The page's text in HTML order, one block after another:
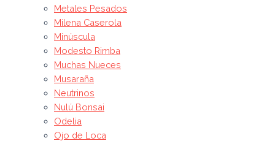
Metales Pesados
Milena Caserola
Minúscula
Modesto Rimba
Muchas Nueces
Musaraña
Neutrinos
Nulú Bonsai
Odelia
Ojo de Loca